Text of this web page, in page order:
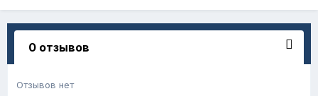
0 отзывов
Отзывов нет